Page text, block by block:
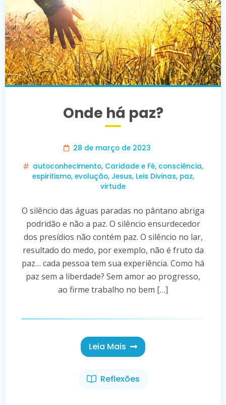
Onde há paz?
28 de março de 2023
autoconhecimento, Caridade e Fé, consciência,
espiritismo, evolução, Jesus, Leis Divinas, paz,
virtude
O silêncio das águas paradas no pântano abriga
podridão e não a paz. O silêncio ensurdecedor
dos presídios não contém paz. O silêncio no lar,
resultado do medo, por exemplo, não é fruto da
paz… cada pessoa tem sua experiência. Como há
paz sem a liberdade? Sem amor ao progresso,
ao firme trabalho no bem […]
Leia Mais
Reflexões